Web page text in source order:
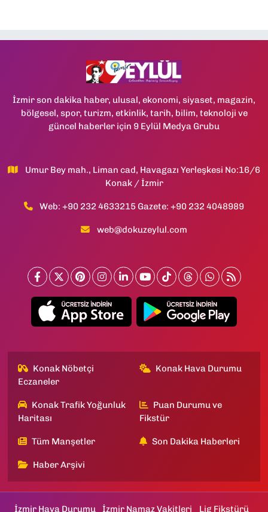
İzmir son dakika haber, ulusal, ekonomi, siyaset, magazin,
bölgesel, spor, turizm, etkinlik, tarih, bilim, teknoloji ve
güncel haberler için 9 Eylül Medya Grubu
Umur Bey mah., Liman cad, Havagazı Yerleşkesi No:16/6
Konak / İzmir
Web: +90 232 4633215 Gazete: +90 232 4048989
web@dokuzeylul.com
Konak Nöbetçi
Eczaneler
Konak Hava Durumu
Konak Trafik Yoğunluk
Haritası
Puan Durumu ve
Fikstür
Tüm Manşetler Son Dakika Haberleri
Haber Arşivi
İzmir Hava Durumu İzmir Namaz Vakitleri Lig Fikstürü